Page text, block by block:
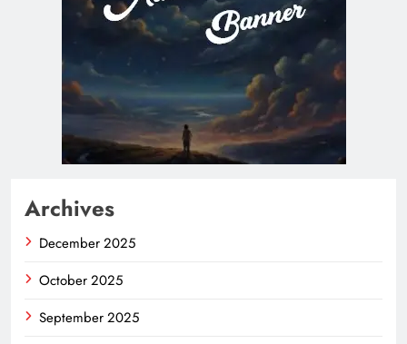
Archives
December 2025
October 2025
September 2025